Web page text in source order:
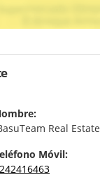
Real Estate
Móvil: